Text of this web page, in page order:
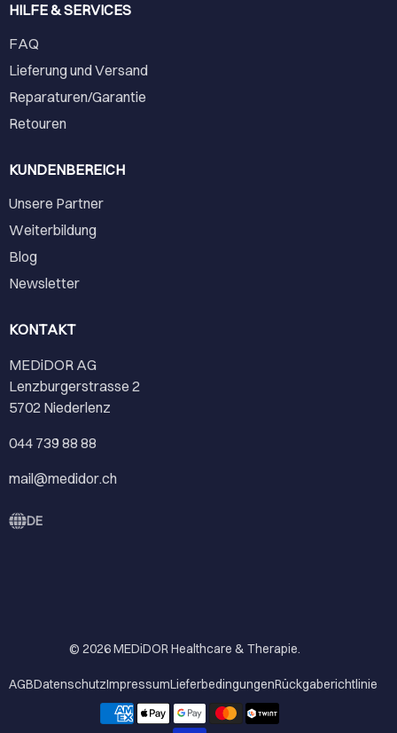
HILFE & SERVICES
FAQ
Lieferung und Versand
Reparaturen/Garantie
Retouren
KUNDENBEREICH
Unsere Partner
Weiterbildung
Blog
Newsletter
KONTAKT
MEDiDOR AG
Lenzburgerstrasse 2
5702 Niederlenz
044 739 88 88
mail@medidor.ch
DE
© 2026MEDiDOR Healthcare & Therapie.
AGBDatenschutzImpressumLieferbedingungenRückgaberichtlinie